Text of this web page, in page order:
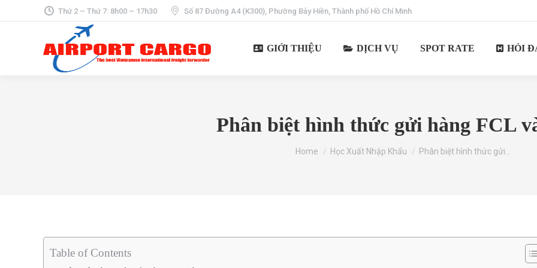
Thứ 2 – Thứ 7: 8h00 – 17h30 Số 87 Đường A4 (K300), Phường Bảy Hiền, Thành phố Hồ Chí Minh
GIỚI THIỆU DỊCH VỤ SPOT RATE HỎI
Phân biệt hình thức gửi hàng FCL
You are here:
Home Học Xuất Nhập Khẩu Phân biệt hình thức gửi…
Table of Contents